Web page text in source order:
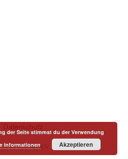
Datenschutz
in Hanau e.V.
der Seite stimmst du der Verwendung
Informationen Akzeptieren